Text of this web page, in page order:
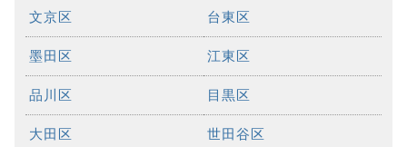
文京区 台東区
墨田区 江東区
品川区 目黒区
大田区 世田谷区